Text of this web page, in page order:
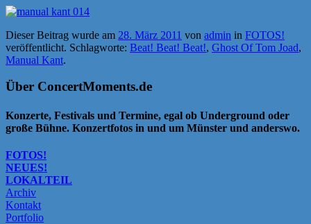
Dieser Beitrag wurde am 28. März 2011 von admin in FOTOS!
veröffentlicht. Schlagworte: Beat! Beat! Beat!, Ghost Of Tom Joad,
Manual Kant.
Über ConcertMoments.de
Konzerte, Festivals und Termine, egal ob Underground oder
große Bühne. Konzertfotos in und um Münster und anderswo.
FOTOS!
NEUES!
LOKALTEIL
Archiv
Kontakt
Portfolio